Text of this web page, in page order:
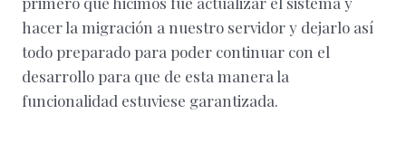
hacer la migración a nuestro servidor y dejarlo así
todo preparado para poder continuar con el
desarrollo para que de esta manera la
funcionalidad estuviese garantizada.